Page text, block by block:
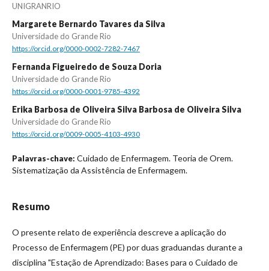
UNIGRANRIO
Margarete Bernardo Tavares da Silva
Universidade do Grande Rio
https://orcid.org/0000-0002-7282-7467
Fernanda Figueiredo de Souza Doria
Universidade do Grande Rio
https://orcid.org/0000-0001-9785-4392
Erika Barbosa de Oliveira Silva Barbosa de Oliveira Silva
Universidade do Grande Rio
https://orcid.org/0009-0005-4103-4930
Palavras-chave: Cuidado de Enfermagem. Teoria de Orem.
Sistematização da Assistência de Enfermagem.
Resumo
O presente relato de experiência descreve a aplicação do
Processo de Enfermagem (PE) por duas graduandas durante a
disciplina "Estação de Aprendizado: Bases para o Cuidado de